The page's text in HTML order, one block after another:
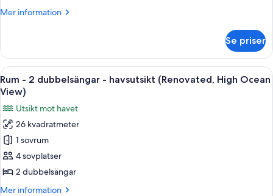
säng
(Princess
Wing)
Mer information
Mer
-
kingsize-
säng
havsutsikt
(Princess
Wing)
Se priser
Öppna
alla
foton
för
Rum
-
2
dubbelsängar
-
Ett hotellrum med två sängar, ett
6
Rum - 2 dubbelsängar - havsutsikt (Renovated, High Ocean
View)
Utsikt mot havet
26 kvadratmeter
1 sovrum
4 sovplatser
2 dubbelsängar
Mer information
Mer